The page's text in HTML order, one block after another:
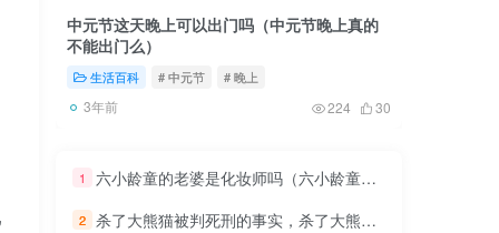
中元节这天晚上可以出门吗（中元节晚上真的
不能出门么）
生活百科 # 中元节 # 晚上
3年前 224 30
1 六小龄童的老婆是化妆师吗（六小龄童猴嫂扮演者）
2 杀了大熊猫被判死刑的事实，杀了大熊猫会被判死刑吗